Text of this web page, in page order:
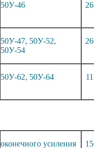
50У-46 26
50У-47, 50У-52,
50У-54
26
50У-62, 50У-64 11
оконечного усиления
15